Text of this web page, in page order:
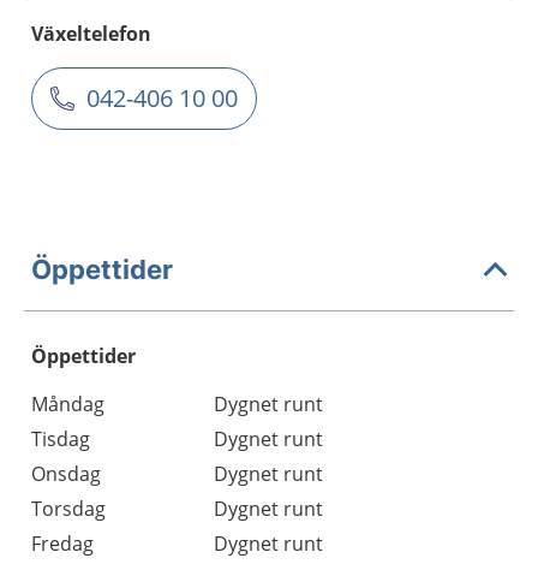
Växeltelefon
042-406 10 00
Öppettider
Öppettider
Dag
Öppettider
Kommentarer
Måndag
Dygnet runt
Tisdag
Dygnet runt
Onsdag
Dygnet runt
Torsdag
Dygnet runt
Fredag
Dygnet runt